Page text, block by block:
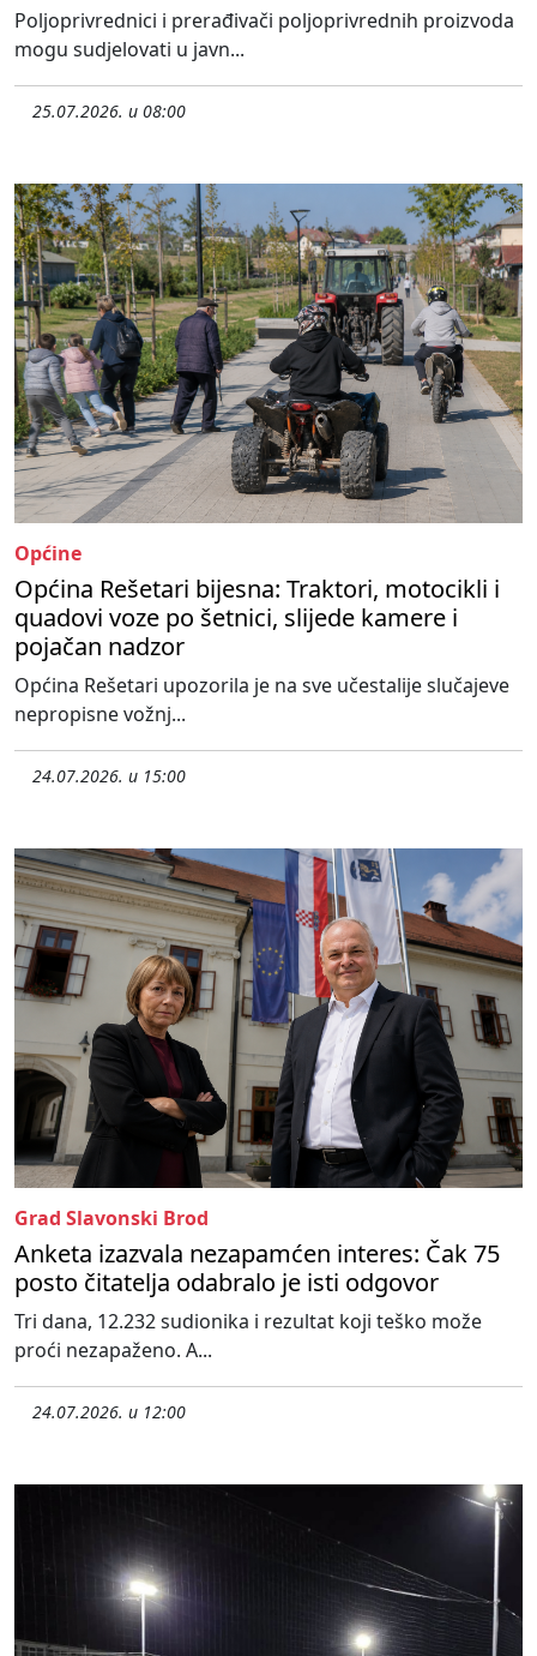
Poljoprivrednici i prerađivači poljoprivrednih proizvoda
mogu sudjelovati u javn...
25.07.2026. u 08:00
Općine
Općina Rešetari bijesna: Traktori, motocikli i
quadovi voze po šetnici, slijede kamere i
pojačan nadzor
Općina Rešetari upozorila je na sve učestalije slučajeve
nepropisne vožnj...
24.07.2026. u 15:00
Grad Slavonski Brod
Anketa izazvala nezapamćen interes: Čak 75
posto čitatelja odabralo je isti odgovor
Tri dana, 12.232 sudionika i rezultat koji teško može
proći nezapaženo. A...
24.07.2026. u 12:00